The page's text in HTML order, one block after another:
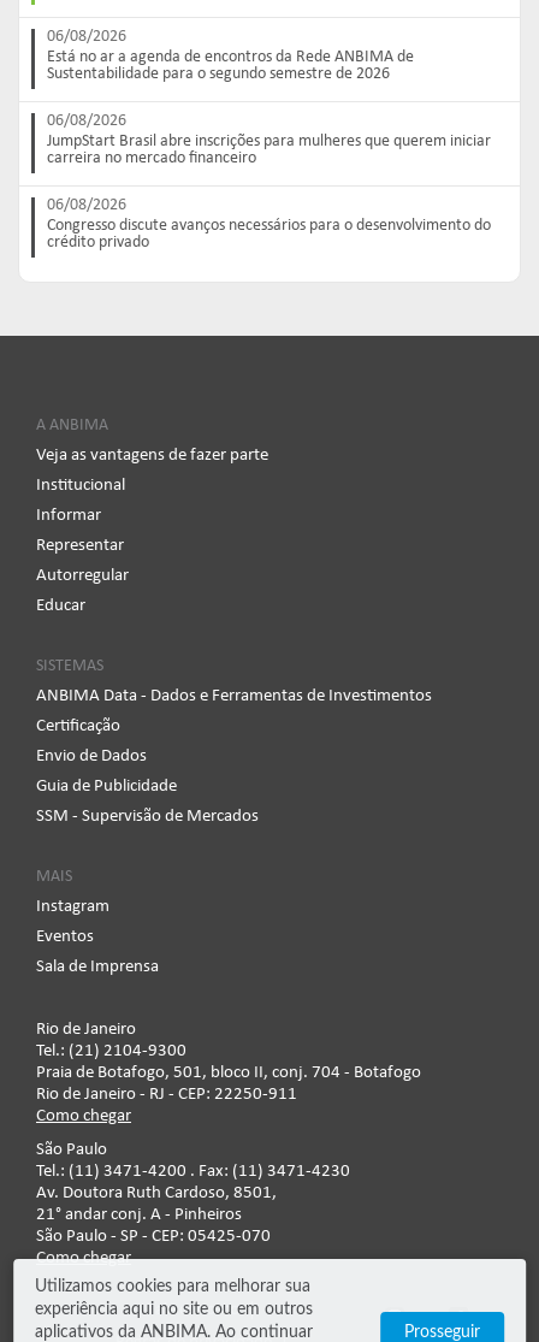
Utilizamos cookies para melhorar sua
experiência aqui no site ou em outros
aplicativos da ANBIMA. Ao continuar
Prosseguir
06/08/2026
Está no ar a agenda de encontros da Rede ANBIMA de
Sustentabilidade para o segundo semestre de 2026
06/08/2026
JumpStart Brasil abre inscrições para mulheres que querem iniciar
carreira no mercado financeiro
06/08/2026
Congresso discute avanços necessários para o desenvolvimento do
crédito privado
A ANBIMA
Veja as vantagens de fazer parte
Institucional
Informar
Representar
Autorregular
Educar
SISTEMAS
ANBIMA Data - Dados e Ferramentas de Investimentos
Certificação
Envio de Dados
Guia de Publicidade
SSM - Supervisão de Mercados
MAIS
Instagram
Eventos
Sala de Imprensa
Rio de Janeiro
Tel.: (21) 2104-9300
Praia de Botafogo, 501, bloco II, conj. 704 - Botafogo
Rio de Janeiro - RJ - CEP: 22250-911
Como chegar
São Paulo
Tel.: (11) 3471-4200 . Fax: (11) 3471-4230
Av. Doutora Ruth Cardoso, 8501,
21° andar conj. A - Pinheiros
São Paulo - SP - CEP: 05425-070
Como chegar
Fale conosco